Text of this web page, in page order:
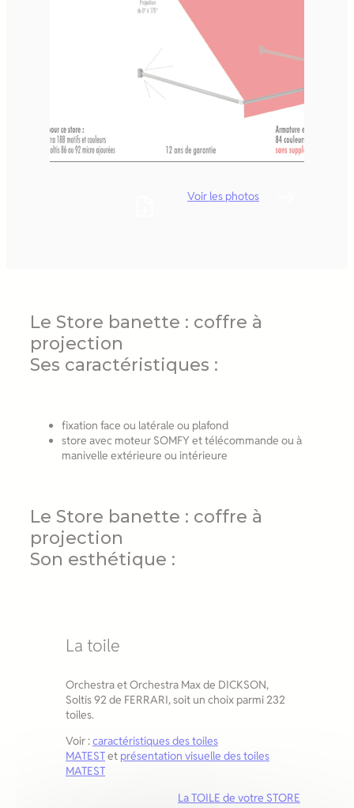
Voir les photos
Le Store banette : coffre à
projection
Ses caractéristiques :
fixation face ou latérale ou plafond
store avec moteur SOMFY et télécommande ou à
manivelle extérieure ou intérieure
Le Store banette : coffre à
projection
Son esthétique :
La toile
Orchestra et Orchestra Max de DICKSON,
Soltis 92 de FERRARI, soit un choix parmi 232
toiles.
Voir :caractéristiques des toiles
MATESTet présentation visuelle des toiles
MATEST
La TOILE de votre STORE